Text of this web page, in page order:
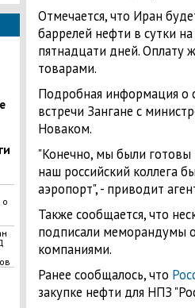
Отмечается, что Иран
баррелей нефти в сутки
пятнадцати дней. Оплату
товарами.
Подробная информация о
встречи Зангане с
Новаком.
"Конечно, мы были готовы
наш российский коллега
аэропорт", - приводит
Также сообщается, что
подписали меморандумы
компаниями.
Ранее сообщалось, что
закупке нефти для НПЗ